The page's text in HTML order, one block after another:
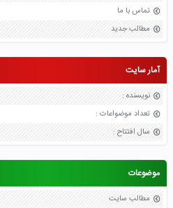
تماس با ما
مطالب جدید
آمار سایت
نویسنده :
تعداد موضواعات :
سال افتتاح :
موضوعات
مطالب سایت